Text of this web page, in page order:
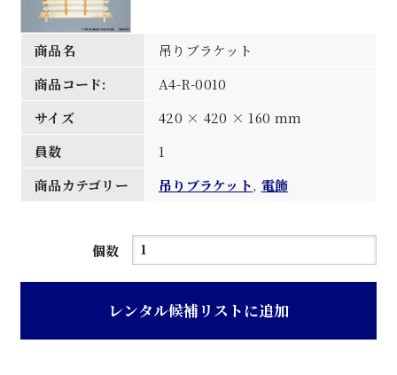
商品名
吊りブラケット
商品コード:
A4-R-0010
サイズ
420 × 420 × 160 mm
員数
1
商品カテゴリー
吊りブラケット, 電飾
個数
吊
ラ
レンタル候補リストに追加